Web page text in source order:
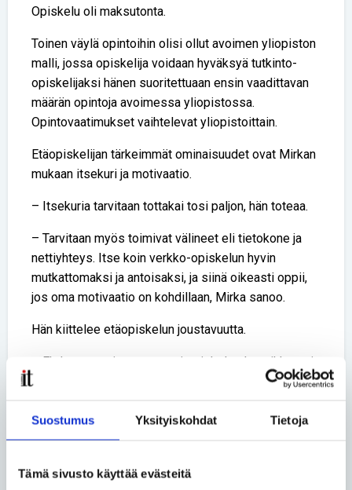
Suostumus Yksityiskohdat Tietoja
Tämä sivusto käyttää evästeitä
Opiskelu oli maksutonta.
Toinen väylä opintoihin olisi ollut avoimen yliopiston
malli, jossa opiskelija voidaan hyväksyä tutkinto-
opiskelijaksi hänen suoritettuaan ensin vaadittavan
määrän opintoja avoimessa yliopistossa.
Opintovaatimukset vaihtelevat yliopistoittain.
Etäopiskelijan tärkeimmät ominaisuudet ovat Mirkan
mukaan itsekuri ja motivaatio.
– Itsekuria tarvitaan tottakai tosi paljon, hän toteaa.
– Tarvitaan myös toimivat välineet eli tietokone ja
nettiyhteys. Itse koin verkko-opiskelun hyvin
mutkattomaksi ja antoisaksi, ja siinä oikeasti oppii,
jos oma motivaatio on kohdillaan, Mirka sanoo.
Hän kiittelee etäopiskelun joustavuutta.
– Ehdottomasti on etu, ettei opiskelu ole paikka- tai
aikasidonnaista – varsinkaan aikasidonnaista.
uudelleen niin monta kertaa kuin haluaa ja
tarvittaessa kelata taaksepäin, jos jokin asia jää
on joustava.